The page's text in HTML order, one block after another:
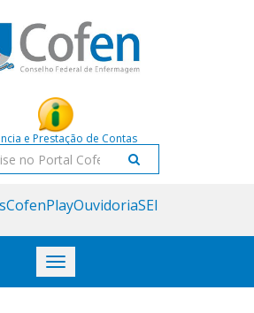
e Prestação de Contas
CofenPlayOuvidoriaSEI
Toggle
navigation